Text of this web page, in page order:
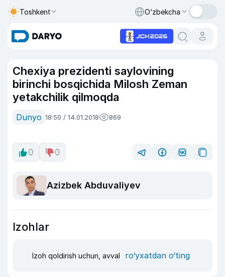
Toshkent O‘zbekcha
Chexiya prezidenti saylovining
birinchi bosqichida Milosh Zeman
yetakchilik qilmoqda
Dunyo 18:50 / 14.01.2018 869
0 0
Azizbek Abduvaliyev
Izohlar
Izoh qoldirish uchun, avval ro‘yxatdan o‘ting